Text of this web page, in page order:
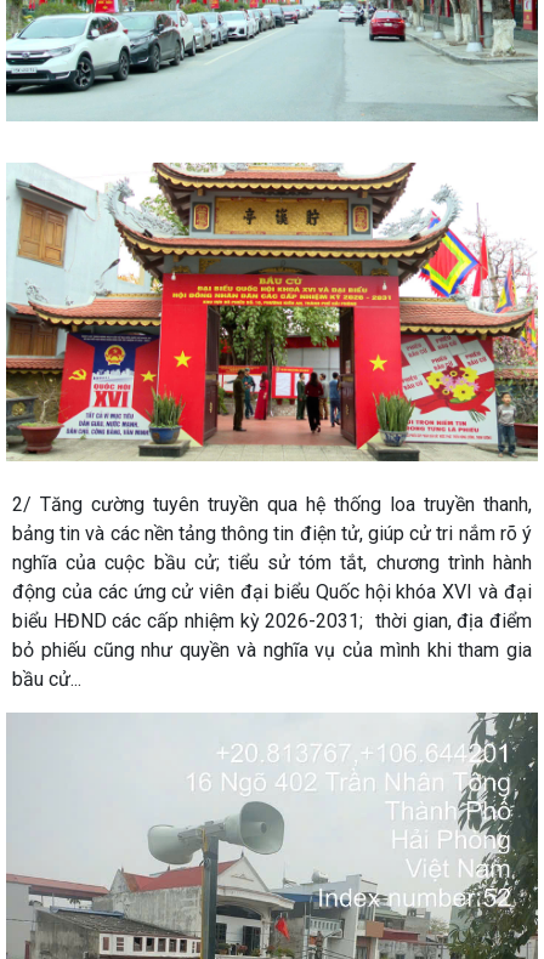
2/ Tăng cường tuyên truyền qua hệ thống loa truyền thanh,
bảng tin và các nền tảng thông tin điện tử, giúp cử tri nắm rõ ý
nghĩa của cuộc bầu cử; tiểu sử tóm tắt, chương trình hành
động của các ứng cử viên đại biểu Quốc hội khóa XVI và đại
biểu HĐND các cấp nhiệm kỳ 2026-2031; thời gian, địa điểm
bỏ phiếu cũng như quyền và nghĩa vụ của mình khi tham gia
bầu cử...